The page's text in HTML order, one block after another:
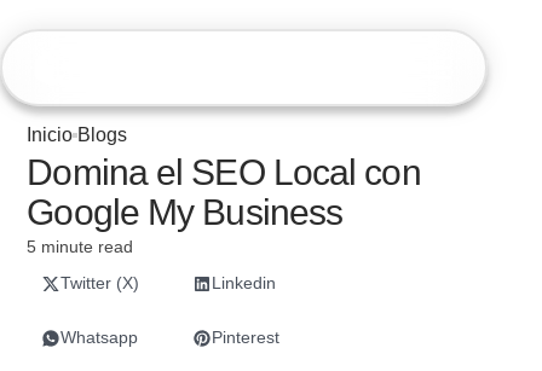
Inicio Blogs
Domina el SEO Local con
Google My Business
5 minute read
Twitter (X)
Linkedin
Whatsapp Pinterest